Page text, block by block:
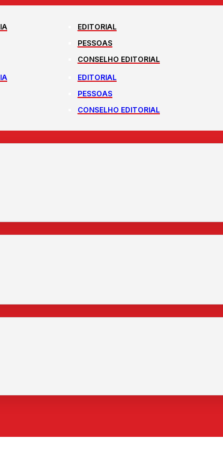
EDITORIAL
PESSOAS
CONSELHO EDITORIAL
EDITORIAL
PESSOAS
CONSELHO EDITORIAL